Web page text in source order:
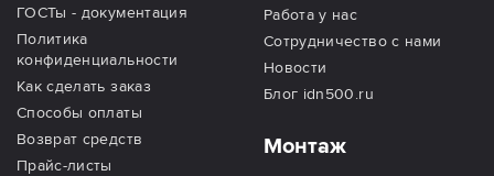
ГОСТы - документация
Политика
конфиденциальности
Как сделать заказ
Способы оплаты
Возврат средств
Прайс-листы
Работа у нас
Сотрудничество с нами
Новости
Блог idn500.ru
Монтаж